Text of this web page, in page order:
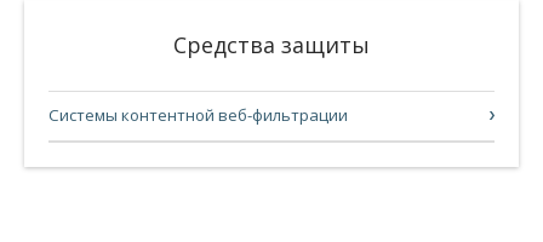
Средства защиты
Системы контентной веб-фильтрации